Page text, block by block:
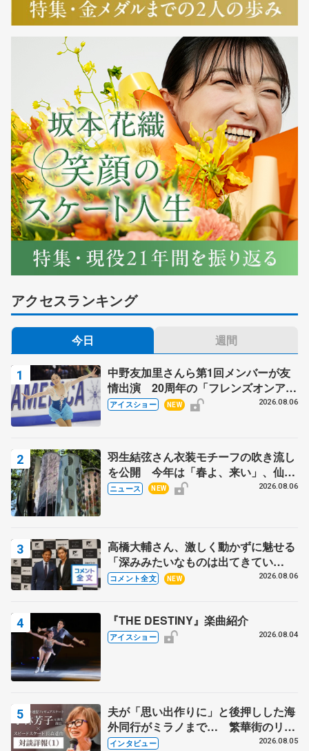
アクセスランキング
今日 週間
中野友加里さんら第1回メンバーが友
情出演 20周年の「フレンズオンアイ
ス」 宮本賢二さん、有川梨絵さん、
アイスショー NEW 2026.08.06
羽生結弦さん衣装モチーフの吹き流し
を公開 今年は「春よ、来い」、仙台
の瑞鳳殿
ニュース NEW 2026.08.06
高橋大輔さん、激しく動かずに魅せる
「深みみたいなものは出てきてい
る？」 〝兄さん〟と慕うレジェンド
コメント全文 NEW 2026.08.06
『THE DESTINY』楽曲紹介
アイスショー 2026.08.04
夫が「思い出作りに」と後押しした海
外同行がミラノまで… 繁華街のリン
クでは不良のお兄さんも味方に 小林
インタビュー 2026.08.05